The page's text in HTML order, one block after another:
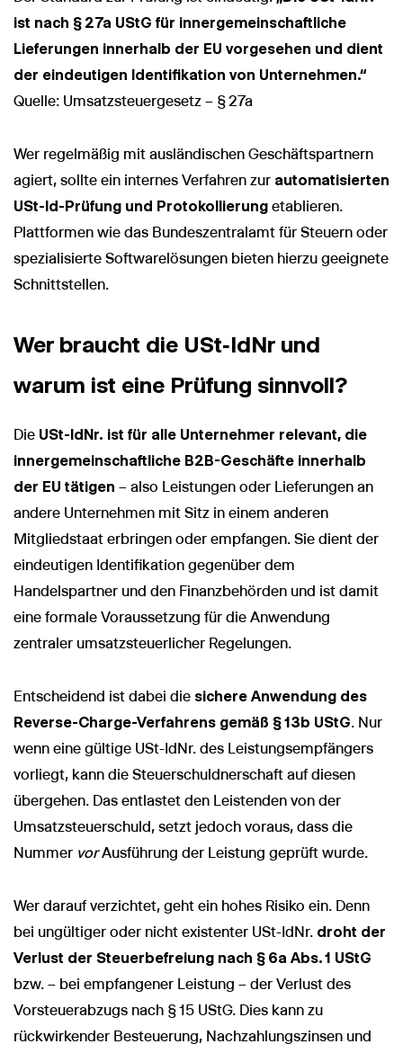
ist nach § 27a UStG für innergemeinschaftliche
Lieferungen innerhalb der EU vorgesehen und dient
der eindeutigen Identifikation von Unternehmen.“
Quelle: Umsatzsteuergesetz – § 27a
Wer regelmäßig mit ausländischen Geschäftspartnern
agiert, sollte ein internes Verfahren zur automatisierten
USt-Id-Prüfung und Protokollierung etablieren.
Plattformen wie das Bundeszentralamt für Steuern oder
spezialisierte Softwarelösungen bieten hierzu geeignete
Schnittstellen.
Wer braucht die USt‑IdNr und
warum ist eine Prüfung sinnvoll?
Die USt-IdNr. ist für alle Unternehmer relevant, die
innergemeinschaftliche B2B-Geschäfte innerhalb
der EU tätigen – also Leistungen oder Lieferungen an
andere Unternehmen mit Sitz in einem anderen
Mitgliedstaat erbringen oder empfangen. Sie dient der
eindeutigen Identifikation gegenüber dem
Handelspartner und den Finanzbehörden und ist damit
eine formale Voraussetzung für die Anwendung
zentraler umsatzsteuerlicher Regelungen.
Entscheidend ist dabei die sichere Anwendung des
Reverse-Charge-Verfahrens gemäß § 13b UStG. Nur
wenn eine gültige USt-IdNr. des Leistungsempfängers
vorliegt, kann die Steuerschuldnerschaft auf diesen
übergehen. Das entlastet den Leistenden von der
Umsatzsteuerschuld, setzt jedoch voraus, dass die
Nummer vorAusführung der Leistung geprüft wurde.
Wer darauf verzichtet, geht ein hohes Risiko ein. Denn
bei ungültiger oder nicht existenter USt-IdNr. droht der
Verlust der Steuerbefreiung nach § 6a Abs. 1 UStG
bzw. – bei empfangener Leistung – der Verlust des
Vorsteuerabzugs nach § 15 UStG. Dies kann zu
rückwirkender Besteuerung, Nachzahlungszinsen und